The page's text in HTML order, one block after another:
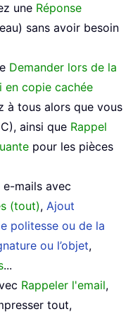
une Réponse
sans avoir besoin
Demander lors de la
en copie cachée
à tous alors que vous
ainsi que Rappel
pour les pièces
mails avec
(tout), Ajout
politesse ou de la
ou l’objet,
...
Rappeler l'email,
tout,